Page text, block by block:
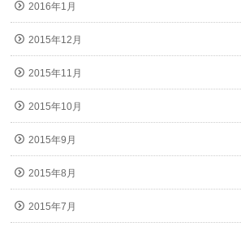
2016年1月
2015年12月
2015年11月
2015年10月
2015年9月
2015年8月
2015年7月